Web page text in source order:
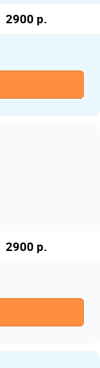
2900 р.
2900 р.